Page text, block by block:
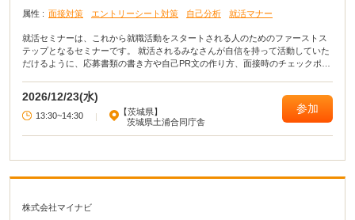
属性 : 面接対策 エントリーシート対策 自己分析 就活マナー
就活セミナーは、これから就職活動をスタートされる人のためのファーストス
テップとなるセミナーです。 就活されるみなさんが自信を持って活動していた
だけるように、応募書類の書き方や自己PR文の作り方、面接時のチェックポイ
2026/12/23(水)
13:30~14:30
【茨城県】
茨城県土浦合同庁舎
参加
株式会社マイナビ